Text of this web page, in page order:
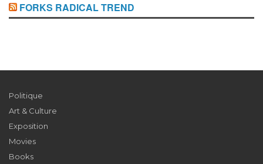
FORKS RADICAL TREND
Politique
Art & Culture
Exposition
Movies
Books